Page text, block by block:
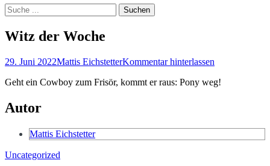
Suchen
Suchen
nach:
Witz der Woche
Posted
29. Juni 2022Autor
Mattis EichstetterKommentar hinterlassen
Geht ein Cowboy zum Frisör, kommt er raus: Pony weg!
Autor
Mattis Eichstetter
Kategorien
Uncategorized